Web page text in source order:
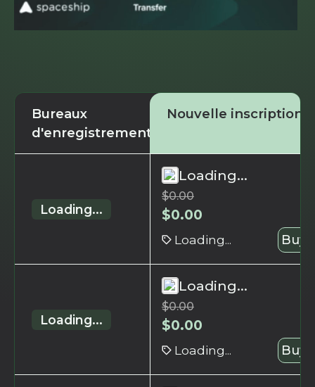
Bureaux
d'enregistrement
Nouvelle inscription
Loading...
Loading...
$0.00
$0.00
Loading... Buy
Loading...
Loading...
$0.00
$0.00
Loading... Buy